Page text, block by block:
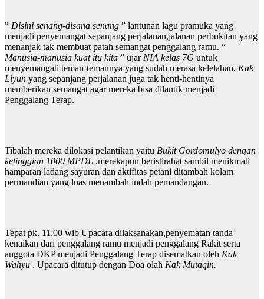
” Disini senang-disana senang ” lantunan lagu pramuka yang
menjadi penyemangat sepanjang perjalanan,jalanan perbukitan yang
menanjak tak membuat patah semangat penggalang ramu. ”
Manusia-manusia kuat itu kita ” ujarNIA kelas 7G untuk
menyemangati teman-temannya yang sudah merasa kelelahan, Kak
Liyun yang sepanjang perjalanan juga tak henti-hentinya
memberikan semangat agar mereka bisa dilantik menjadi
Penggalang Terap.
Tibalah mereka dilokasi pelantikan yaitu Bukit Gordomulyo dengan
ketinggian 1000 MPDL ,merekapun beristirahat sambil menikmati
hamparan ladang sayuran dan aktifitas petani ditambah kolam
permandian yang luas menambah indah pemandangan.
Tepat pk. 11.00 wib Upacara dilaksanakan,penyematan tanda
kenaikan dari penggalang ramu menjadi penggalang Rakit serta
anggota DKP menjadi Penggalang Terap disematkan oleh Kak
Wahyu . Upacara ditutup dengan Doa olah Kak Mutaqin.